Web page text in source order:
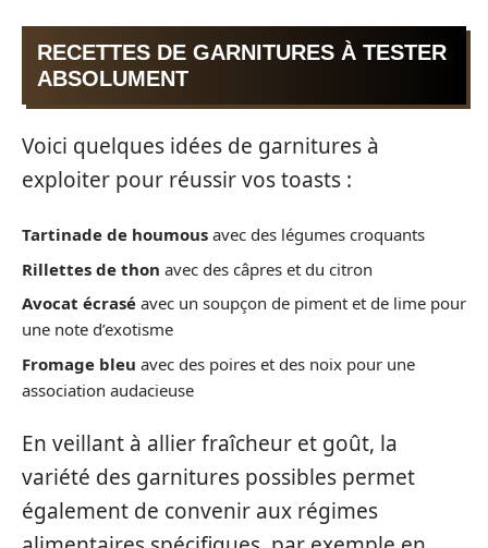
RECETTES DE GARNITURES À TESTER
ABSOLUMENT
Voici quelques idées de garnitures à
exploiter pour réussir vos toasts :
Tartinade de houmous avec des légumes croquants
Rillettes de thon avec des câpres et du citron
Avocat écrasé avec un soupçon de piment et de lime pour
une note d’exotisme
Fromage bleu avec des poires et des noix pour une
association audacieuse
En veillant à allier fraîcheur et goût, la
variété des garnitures possibles permet
également de convenir aux régimes